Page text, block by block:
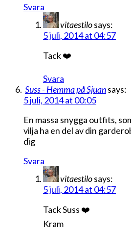
Svara
vitaestilosays:
5 juli, 2014 at 04:57
Tack ❤️
Svara
Suss - Hemma på Sjuansays:
5 juli, 2014 at 00:05
En massa snygga outfits,
vilja ha en del av din
dig
Svara
vitaestilosays:
5 juli, 2014 at 04:57
Tack Suss ❤️
Kram